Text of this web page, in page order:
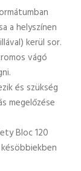
a helyszínen
kerül sor.
vágó
és szükség
megelőzése
Bloc 120